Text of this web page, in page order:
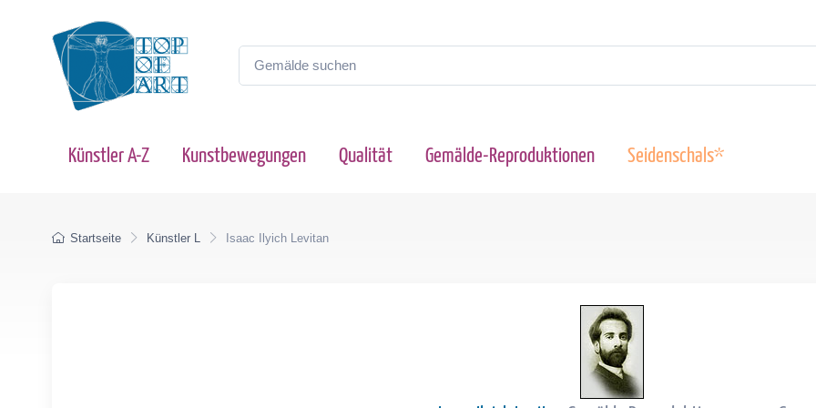
Künstler A-Z Kunstbewegungen Qualität Gemälde-Reproduktionen Seidenschals*
Startseite Künstler L Isaac Ilyich Levitan